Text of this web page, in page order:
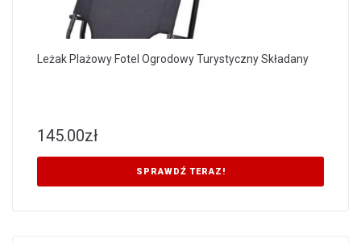
Leżak Plażowy Fotel Ogrodowy Turystyczny Składany
145.00zł
SPRAWDŹ TERAZ!